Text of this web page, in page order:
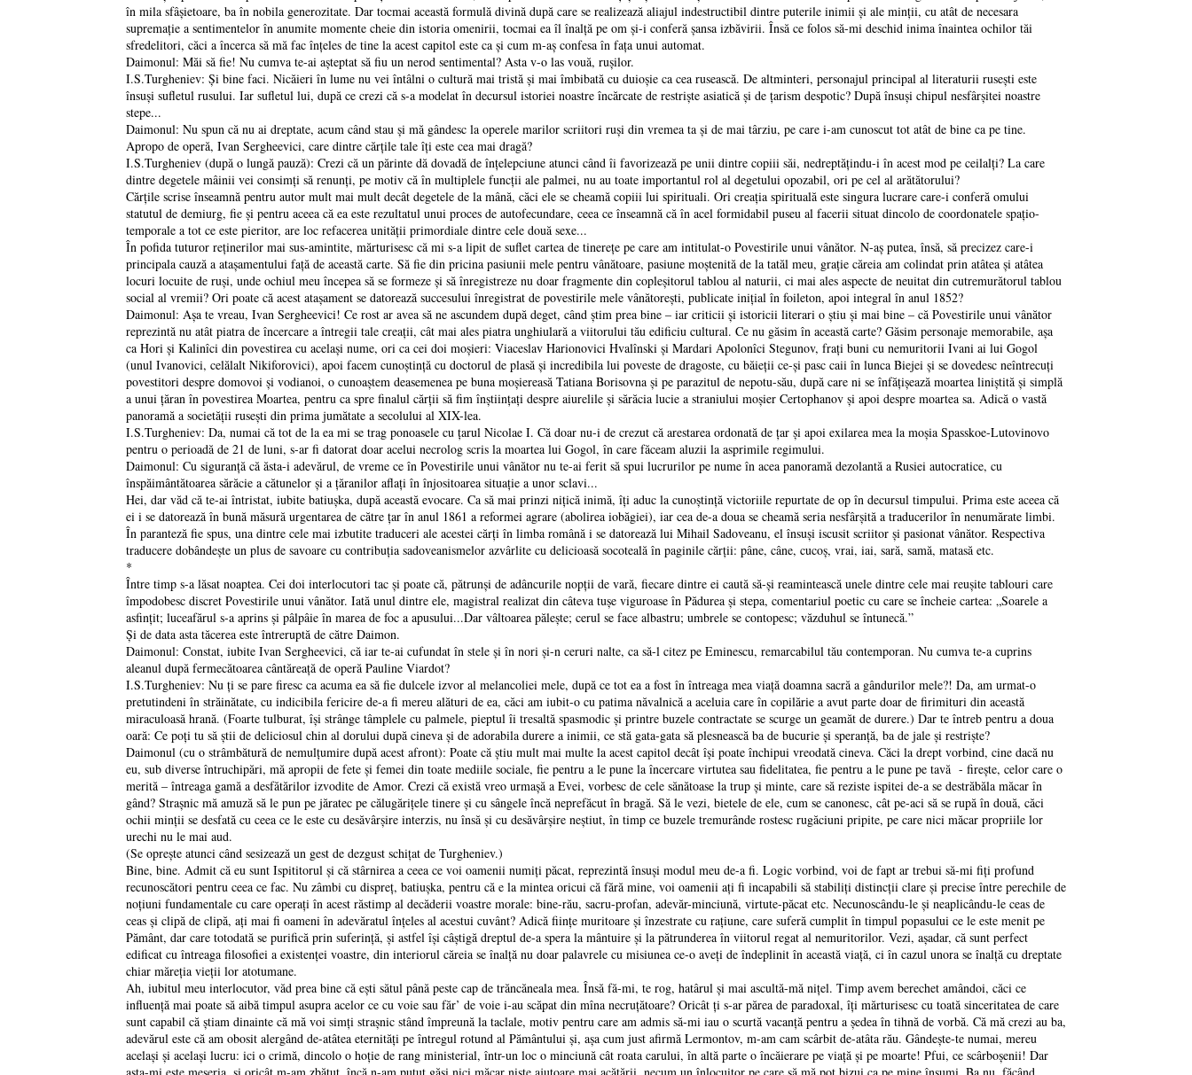
în mila sfâşietoare, ba în nobila generozitate. Dar tocmai această formulă divină după care se realizează aliajul indestructibil dintre puterile inimii şi ale minţii, cu atât de necesara
supremaţie a sentimentelor în anumite momente cheie din istoria omenirii, tocmai ea îl înalţă pe om şi-i conferă şansa izbăvirii. Însă ce folos să-mi deschid inima înaintea ochilor tăi
sfredelitori, căci a încerca să mă fac înţeles de tine la acest capitol este ca şi cum m-aş confesa în faţa unui automat.
Daimonul: Măi să fie! Nu cumva te-ai aşteptat să fiu un nerod sentimental? Asta v-o las vouă, ruşilor.
I.S.Turgheniev: Şi bine faci. Nicăieri în lume nu vei întâlni o cultură mai tristă şi mai îmbibată cu duioşie ca cea rusească. De altminteri, personajul principal al literaturii ruseşti este
însuşi sufletul rusului. Iar sufletul lui, după ce crezi că s-a modelat în decursul istoriei noastre încărcate de restrişte asiatică şi de ţarism despotic? După însuşi chipul nesfârşitei noastre
stepe...
Daimonul: Nu spun că nu ai dreptate, acum când stau şi mă gândesc la operele marilor scriitori ruşi din vremea ta şi de mai târziu, pe care i-am cunoscut tot atât de bine ca pe tine.
Apropo de operă, Ivan Sergheevici, care dintre cărţile tale îţi este cea mai dragă?
I.S.Turgheniev (după o lungă pauză): Crezi că un părinte dă dovadă de înţelepciune atunci când îi favorizează pe unii dintre copiii săi, nedreptăţindu-i în acest mod pe ceilalţi? La care
dintre degetele mâinii vei consimţi să renunţi, pe motiv că în multiplele funcţii ale palmei, nu au toate importantul rol al degetului opozabil, ori pe cel al arătătorului?
Cărţile scrise înseamnă pentru autor mult mai mult decât degetele de la mână, căci ele se cheamă copiii lui spirituali. Ori creaţia spirituală este singura lucrare care-i conferă omului
statutul de demiurg, fie şi pentru aceea că ea este rezultatul unui proces de autofecundare, ceea ce înseamnă că în acel formidabil puseu al facerii situat dincolo de coordonatele spaţio-
temporale a tot ce este pieritor, are loc refacerea unităţii primordiale dintre cele două sexe...
În pofida tuturor reţinerilor mai sus-amintite, mărturisesc că mi s-a lipit de suflet cartea de tinereţe pe care am intitulat-o Povestirile unui vânător. N-aş putea, însă, să precizez care-i
principala cauză a ataşamentului faţă de această carte. Să fie din pricina pasiunii mele pentru vânătoare, pasiune moştenită de la tatăl meu, graţie căreia am colindat prin atâtea şi atâtea
locuri locuite de ruşi, unde ochiul meu începea să se formeze şi să înregistreze nu doar fragmente din copleşitorul tablou al naturii, ci mai ales aspecte de neuitat din cutremurătorul tablou
social al vremii? Ori poate că acest ataşament se datorează succesului înregistrat de povestirile mele vânătoreşti, publicate iniţial în foileton, apoi integral în anul 1852?
Daimonul: Aşa te vreau, Ivan Sergheevici! Ce rost ar avea să ne ascundem după deget, când ştim prea bine – iar criticii şi istoricii literari o ştiu şi mai bine – că Povestirile unui vânător
reprezintă nu atât piatra de încercare a întregii tale creaţii, cât mai ales piatra unghiulară a viitorului tău edificiu cultural. Ce nu găsim în această carte? Găsim personaje memorabile, aşa
ca Hori şi Kalinîci din povestirea cu acelaşi nume, ori ca cei doi moşieri: Viaceslav Harionovici Hvalînski şi Mardari Apolonîci Stegunov, fraţi buni cu nemuritorii Ivani ai lui Gogol
(unul Ivanovici, celălalt Nikiforovici), apoi facem cunoştinţă cu doctorul de plasă şi incredibila lui poveste de dragoste, cu băieţii ce-şi pasc caii în lunca Biejei şi se dovedesc neîntrecuţi
povestitori despre domovoi şi vodianoi, o cunoaştem deasemenea pe buna moşiereasă Tatiana Borisovna şi pe parazitul de nepotu-său, după care ni se înfăţişează moartea liniştită şi simplă
a unui ţăran în povestirea Moartea, pentru ca spre finalul cărţii să fim înştiinţaţi despre aiurelile şi sărăcia lucie a straniului moşier Certophanov şi apoi despre moartea sa. Adică o vastă
panoramă a societăţii ruseşti din prima jumătate a secolului al XIX-lea.
I.S.Turgheniev: Da, numai că tot de la ea mi se trag ponoasele cu ţarul Nicolae I. Că doar nu-i de crezut că arestarea ordonată de ţar şi apoi exilarea mea la moşia Spasskoe-Lutovinovo
pentru o perioadă de 21 de luni, s-ar fi datorat doar acelui necrolog scris la moartea lui Gogol, în care făceam aluzii la asprimile regimului.
Daimonul: Cu siguranţă că ăsta-i adevărul, de vreme ce în Povestirile unui vânător nu te-ai ferit să spui lucrurilor pe nume în acea panoramă dezolantă a Rusiei autocratice, cu
înspăimântătoarea sărăcie a cătunelor şi a ţăranilor aflaţi în înjositoarea situaţie a unor sclavi...
Hei, dar văd că te-ai întristat, iubite batiuşka, după această evocare. Ca să mai prinzi niţică inimă, îţi aduc la cunoştinţă victoriile repurtate de op în decursul timpului. Prima este aceea că
ei i se datorează în bună măsură urgentarea de către ţar în anul 1861 a reformei agrare (abolirea iobăgiei), iar cea de-a doua se cheamă seria nesfârşită a traducerilor în nenumărate limbi.
În paranteză fie spus, una dintre cele mai izbutite traduceri ale acestei cărţi în limba română i se datorează lui Mihail Sadoveanu, el însuşi iscusit scriitor şi pasionat vânător. Respectiva
traducere dobândeşte un plus de savoare cu contribuţia sadoveanismelor azvârlite cu delicioasă socoteală în paginile cărţii: pâne, câne, cucoş, vrai, iai, sară, samă, matasă etc.
*
Între timp s-a lăsat noaptea. Cei doi interlocutori tac şi poate că, pătrunşi de adâncurile nopţii de vară, fiecare dintre ei caută să-şi reamintească unele dintre cele mai reuşite tablouri care
împodobesc discret Povestirile unui vânător. Iată unul dintre ele, magistral realizat din câteva tuşe viguroase în Pădurea şi stepa, comentariul poetic cu care se încheie cartea: „Soarele a
asfinţit; luceafărul s-a aprins şi pâlpâie în marea de foc a apusului...Dar vâltoarea păleşte; cerul se face albastru; umbrele se contopesc; văzduhul se întunecă.”
Şi de data asta tăcerea este întreruptă de către Daimon.
Daimonul: Constat, iubite Ivan Sergheevici, că iar te-ai cufundat în stele şi în nori şi-n ceruri nalte, ca să-l citez pe Eminescu, remarcabilul tău contemporan. Nu cumva te-a cuprins
aleanul după fermecătoarea cântăreaţă de operă Pauline Viardot?
I.S.Turgheniev: Nu ţi se pare firesc ca acuma ea să fie dulcele izvor al melancoliei mele, după ce tot ea a fost în întreaga mea viaţă doamna sacră a gândurilor mele?! Da, am urmat-o
pretutindeni în străinătate, cu indicibila fericire de-a fi mereu alături de ea, căci am iubit-o cu patima năvalnică a aceluia care în copilărie a avut parte doar de firimituri din această
miraculoasă hrană. (Foarte tulburat, îşi strânge tâmplele cu palmele, pieptul îi tresaltă spasmodic şi printre buzele contractate se scurge un geamăt de durere.) Dar te întreb pentru a doua
oară: Ce poţi tu să ştii de deliciosul chin al dorului după cineva şi de adorabila durere a inimii, ce stă gata-gata să plesnească ba de bucurie şi speranţă, ba de jale şi restrişte?
Daimonul (cu o strâmbătură de nemulţumire după acest afront): Poate că ştiu mult mai multe la acest capitol decât îşi poate închipui vreodată cineva. Căci la drept vorbind, cine dacă nu
eu, sub diverse întruchipări, mă apropii de fete şi femei din toate mediile sociale, fie pentru a le pune la încercare virtutea sau fidelitatea, fie pentru a le pune pe tavă - fireşte, celor care o
merită – întreaga gamă a desfătărilor izvodite de Amor. Crezi că există vreo urmaşă a Evei, vorbesc de cele sănătoase la trup şi minte, care să reziste ispitei de-a se destrăbăla măcar în
gând? Straşnic mă amuză să le pun pe jăratec pe călugăriţele tinere şi cu sângele încă neprefăcut în bragă. Să le vezi, bietele de ele, cum se canonesc, cât pe-aci să se rupă în două, căci
ochii minţii se desfată cu ceea ce le este cu desăvârşire interzis, nu însă şi cu desăvârşire neştiut, în timp ce buzele tremurânde rostesc rugăciuni pripite, pe care nici măcar propriile lor
urechi nu le mai aud.
(Se opreşte atunci când sesizează un gest de dezgust schiţat de Turgheniev.)
Bine, bine. Admit că eu sunt Ispititorul şi că stârnirea a ceea ce voi oamenii numiţi păcat, reprezintă însuşi modul meu de-a fi. Logic vorbind, voi de fapt ar trebui să-mi fiţi profund
recunoscători pentru ceea ce fac. Nu zâmbi cu dispreţ, batiuşka, pentru că e la mintea oricui că fără mine, voi oamenii aţi fi incapabili să stabiliţi distincţii clare şi precise între perechile de
noţiuni fundamentale cu care operaţi în acest răstimp al decăderii voastre morale: bine-rău, sacru-profan, adevăr-minciună, virtute-păcat etc. Necunoscându-le şi neaplicându-le ceas de
ceas şi clipă de clipă, aţi mai fi oameni în adevăratul înţeles al acestui cuvânt? Adică fiinţe muritoare şi înzestrate cu raţiune, care suferă cumplit în timpul popasului ce le este menit pe
Pământ, dar care totodată se purifică prin suferinţă, şi astfel îşi câştigă dreptul de-a spera la mântuire şi la pătrunderea în viitorul regat al nemuritorilor. Vezi, aşadar, că sunt perfect
edificat cu întreaga filosofiei a existenţei voastre, din interiorul căreia se înalţă nu doar palavrele cu misiunea ce-o aveţi de îndeplinit în această viaţă, ci în cazul unora se înalţă cu dreptate
chiar măreţia vieţii lor atotumane.
Ah, iubitul meu interlocutor, văd prea bine că eşti sătul până peste cap de trăncăneala mea. Însă fă-mi, te rog, hatârul şi mai ascultă-mă niţel. Timp avem berechet amândoi, căci ce
influenţă mai poate să aibă timpul asupra acelor ce cu voie sau făr’ de voie i-au scăpat din mîna necruţătoare? Oricât ţi s-ar părea de paradoxal, îţi mărturisesc cu toată sinceritatea de care
sunt capabil că ştiam dinainte că mă voi simţi straşnic stând împreună la taclale, motiv pentru care am admis să-mi iau o scurtă vacanţă pentru a şedea în tihnă de vorbă. Că mă crezi au ba,
adevărul este că am obosit alergând de-atâtea eternităţi pe întregul rotund al Pământului şi, aşa cum just afirmă Lermontov, m-am cam scârbit de-atâta rău. Gândeşte-te numai, mereu
acelaşi şi acelaşi lucru: ici o crimă, dincolo o hoţie de rang ministerial, într-un loc o minciună cât roata carului, în altă parte o încăierare pe viaţă şi pe moarte! Pfui, ce scârboşenii! Dar